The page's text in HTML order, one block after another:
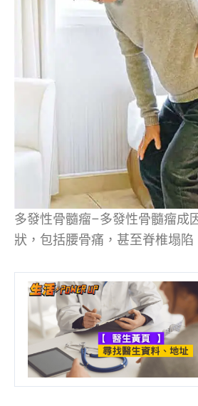
多發性骨髓瘤–多發性骨髓瘤成
狀，包括腰骨痛，甚至脊椎塌陷